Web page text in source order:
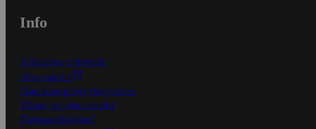
Info
S-Business yrityksille
Oiva-raportit
Osuuskauppojen yhteystiedot
Tilaus- ja toimitusehdot
Tietosuojakäytäntö